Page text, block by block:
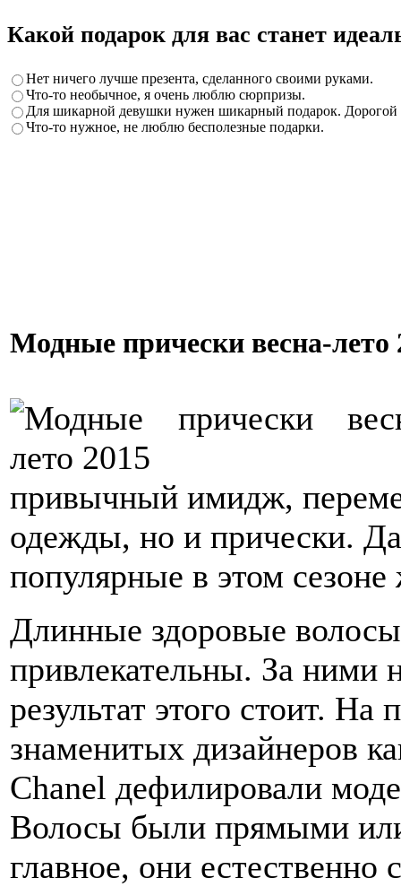
Какой подарок для вас станет
Нет ничего лучше презента, сделанного своими руками.
Что-то необычное, я очень люблю сюрпризы.
Для шикарной девушки нужен шикарный подарок.
Что-то нужное, не люблю бесполезные подарки.
Модные прически весна-лето
привычный имидж,
одежды, но и прически.
популярные в этом
Длинные здоровые
привлекательны. За ними
результат этого стоит. На
знаменитых дизайнеров
Chanel дефилировали
Волосы были прямыми
главное, они естественно